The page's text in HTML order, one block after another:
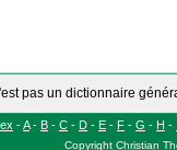
pas un dictionnaire
-A- B - C - D - E - F - G - H -
Copyright Christian